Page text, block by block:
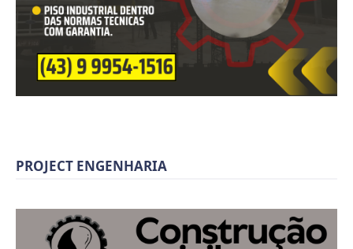
PROJECT ENGENHARIA